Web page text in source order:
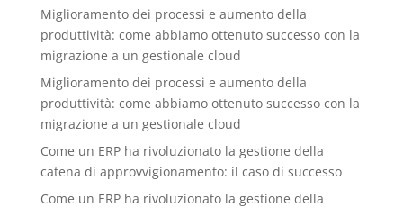
Miglioramento dei processi e aumento della
produttività: come abbiamo ottenuto successo con la
migrazione a un gestionale cloud
Miglioramento dei processi e aumento della
produttività: come abbiamo ottenuto successo con la
migrazione a un gestionale cloud
Come un ERP ha rivoluzionato la gestione della
catena di approvvigionamento: il caso di successo
Come un ERP ha rivoluzionato la gestione della